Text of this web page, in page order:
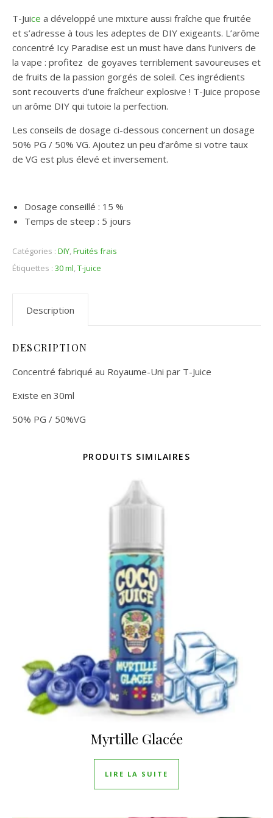
T-Juice a développé une mixture aussi fraîche que fruitée
et s’adresse à tous les adeptes de DIY exigeants. L’arôme
concentré Icy Paradise est un must have dans l’univers de
la vape : profitez de goyaves terriblement savoureuses et
de fruits de la passion gorgés de soleil. Ces ingrédients
sont recouverts d’une fraîcheur explosive ! T-Juice propose
un arôme DIY qui tutoie la perfection.
Les conseils de dosage ci-dessous concernent un dosage
50% PG / 50% VG. Ajoutez un peu d’arôme si votre taux
de VG est plus élevé et inversement.
Dosage conseillé : 15 %
Temps de steep : 5 jours
Catégories : DIY,Fruités frais
Étiquettes : 30 ml,T-juice
Description
DESCRIPTION
Concentré fabriqué au Royaume-Uni par T-Juice
Existe en 30ml
50% PG / 50%VG
PRODUITS SIMILAIRES
Myrtille Glacée
LIRE LA SUITE